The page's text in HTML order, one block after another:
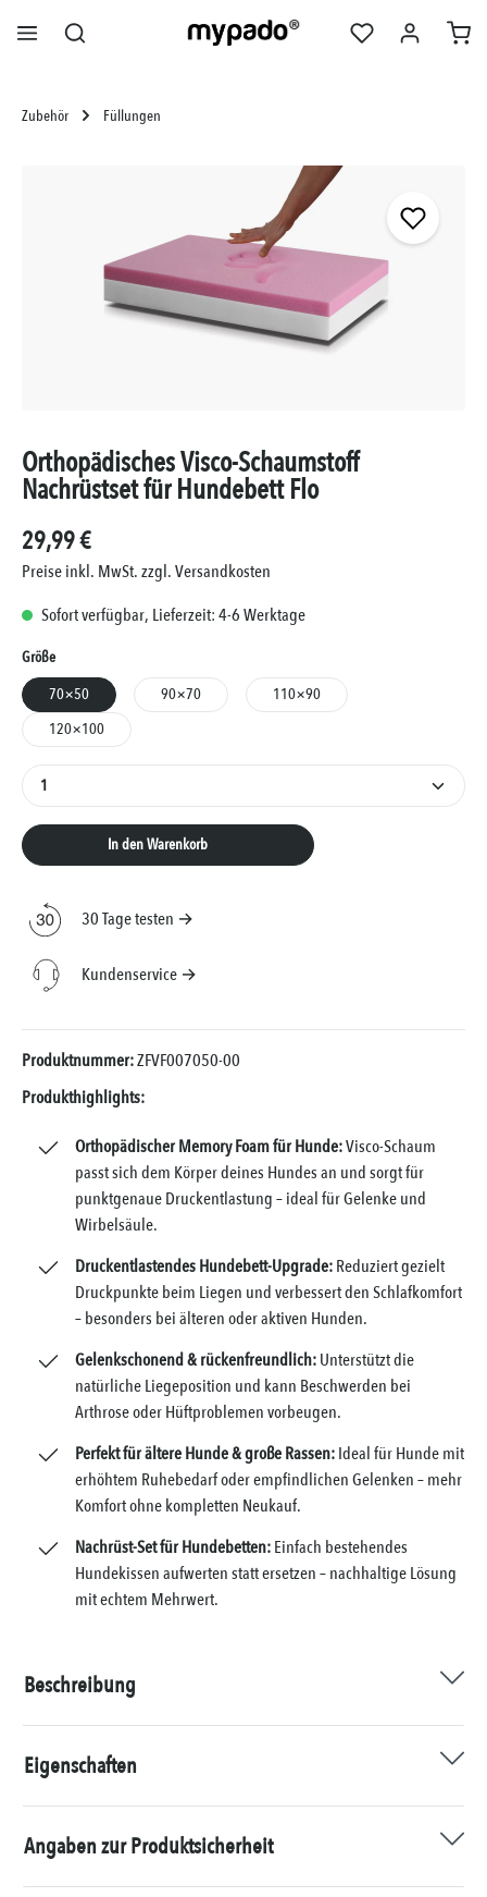
springen
Zubehör Füllungen
Orthopädisches Visco-Schaumstoff
Nachrüstset für Hundebett Flo
29,99 €
Preise inkl. MwSt. zzgl. Versandkosten
Sofort verfügbar, Lieferzeit: 4-6 Werktage
GrößeAuswählen
70×50
90×70
110×90
120×100
Produkt Anzahl: Gib den gewünschten Wert ein
In den Warenkorb
30 Tage testen →
Kundenservice →
Produktnummer:ZFVF007050-00
Produkthighlights:
Orthopädischer Memory Foam für Hunde:Visco-Schaum
passt sich dem Körper deines Hundes an und sorgt für
punktgenaue Druckentlastung – ideal für Gelenke und
Wirbelsäule.
Druckentlastendes Hundebett-Upgrade:Reduziert gezielt
Druckpunkte beim Liegen und verbessert den Schlafkomfort
– besonders bei älteren oder aktiven Hunden.
Gelenkschonend & rückenfreundlich:Unterstützt die
natürliche Liegeposition und kann Beschwerden bei
Arthrose oder Hüftproblemen vorbeugen.
Perfekt für ältere Hunde & große Rassen:Ideal für Hunde mit
erhöhtem Ruhebedarf oder empfindlichen Gelenken – mehr
Komfort ohne kompletten Neukauf.
Nachrüst-Set für Hundebetten:Einfach bestehendes
Hundekissen aufwerten statt ersetzen – nachhaltige Lösung
mit echtem Mehrwert.
Beschreibung
Eigenschaften
Angaben zur Produktsicherheit